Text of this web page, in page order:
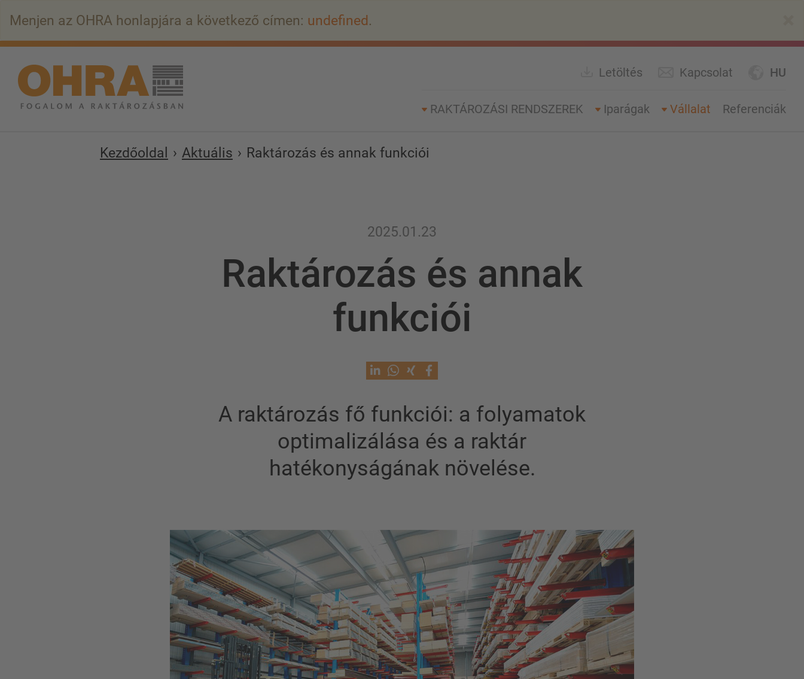
tartalomra
Menjen az OHRA honlapjára a következő címen: undefined.
HU
Letöltés Kapcsolat
RAKTÁROZÁSI RENDSZEREK Iparágak Vállalat Referenciák
Kezdőoldal Aktuális Raktározás és annak funkciói
2025.01.23
Raktározás és annak
funkciói
A raktározás fő funkciói: a folyamatok
optimalizálása és a raktár
hatékonyságának növelése.